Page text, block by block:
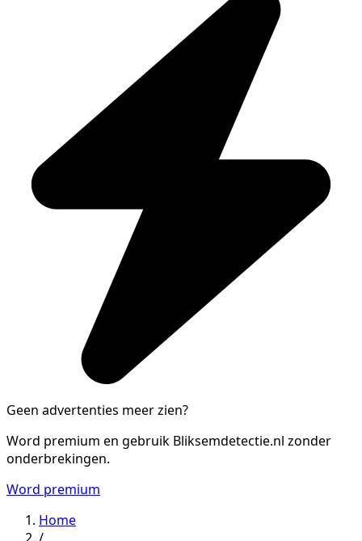
Geen advertenties meer zien?
Word premium en gebruik Bliksemdetectie.nl zonder
onderbrekingen.
Word premium
Home
/